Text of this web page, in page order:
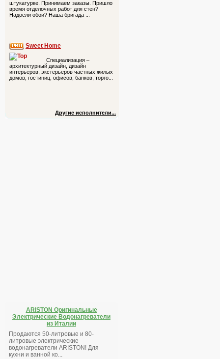
штукатурке. Принимаем заказы. Пришло
время отделочных работ для стен?
Надоели обои? Наша бригада ...
Sweet Home
Специализация –
архитектурный дизайн, дизайн
интерьеров, экстерьеров частных жилых
домов, гостиниц, офисов, банков, торго...
Другие исполнители...
ARISTON Оригинальные
Электрические Водонагреватели
из Италии
Продаются 50-литровые и 80-
литровые электрические
водонагреватели ARISTON! Для
кухни и ванной ко...